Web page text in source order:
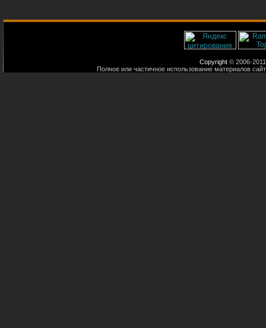
Copyright © 2006-
Полное или частичное использование материалов